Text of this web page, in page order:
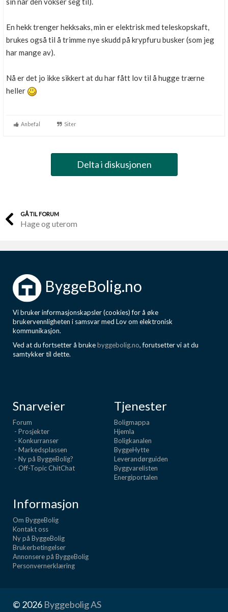
En hekk trenger hekksaks, min er elektrisk med teleskopskaft,
brukes også til å trimme nye skudd på krypfuru busker (som jeg
har mange av).
Nå er det jo ikke sikkert at du har fått lov til å hugge trærne
heller
Anbefal Siter
Delta i diskusjonen
GÅ TIL FORUM
Hage og uterom
ByggeBolig.no
Vi bruker informasjonskapsler (cookies) for å øke
brukervennligheten i samsvar med Lov om elektronisk
kommunikasjon.
Ved at du fortsetter å brukebyggebolig.no, forutsetter vi at du
samtykker til dette.
Snarveier
Forum
- Prosjekter
- Konkurranser
- Markedsplassen
- Ny på ByggeBolig?
- Off-Topic ChitChat
Tjenester
Boligmappa
Hjemla
Boligkanalen
ByggeHytte
Leverandørguiden
Byggvarelisten
Energiportalen
Informasjon
Om ByggeBolig
Kontakt oss
Ny på ByggeBolig
Brukerbetingelser
Annonsere på ByggeBolig
Personvernerklæring
© 2026 Byggebolig AS